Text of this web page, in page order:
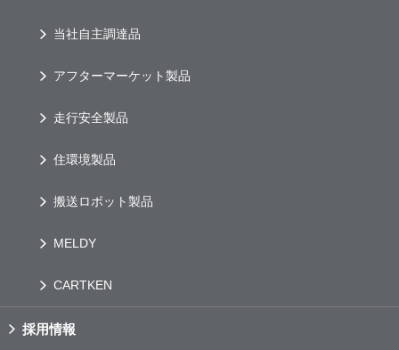
当社自主調達品
アフターマーケット製品
走行安全製品
住環境製品
搬送ロボット製品
MELDY
CARTKEN
採用情報